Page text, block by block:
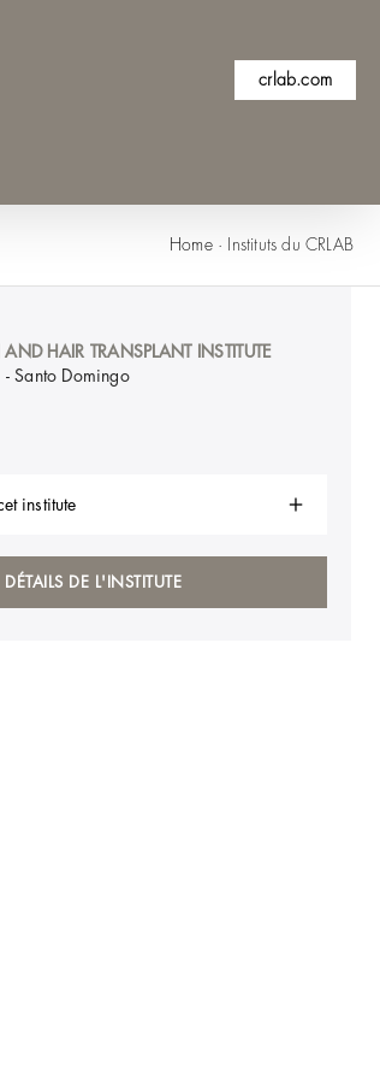
crlab.com
Home · Instituts du CRLAB
HAIR TRANSPLANT INSTITUTE
- Santo Domingo
institute
DÉTAILS DE L'INSTITUTE